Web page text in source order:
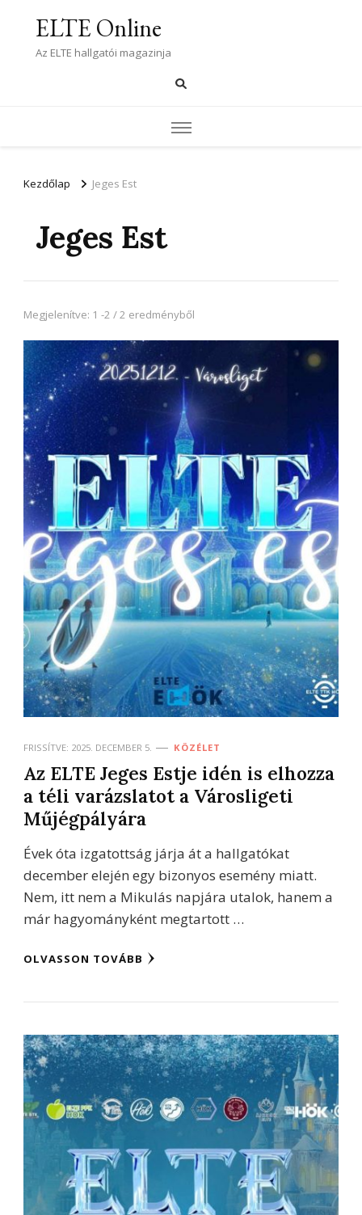
ELTE Online
Az ELTE hallgatói magazinja
Kezdőlap Jeges Est
Jeges Est
Megjelenítve: 1 -2 / 2 eredményből
FRISSÍTVE: 2025. DECEMBER 5. KÖZÉLET
Az ELTE Jeges Estje idén is elhozza
a téli varázslatot a Városligeti
Műjégpályára
Évek óta izgatottság járja át a hallgatókat
december elején egy bizonyos esemény miatt.
Nem, itt nem a Mikulás napjára utalok, hanem a
már hagyományként megtartott …
OLVASSON TOVÁBB